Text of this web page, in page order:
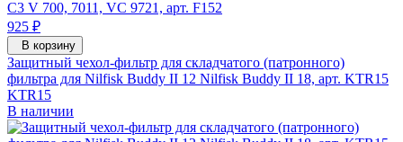
925 ₽
В корзину
Защитный чехол-фильтр для складчатого (патронного)
фильтра для Nilfisk Buddy II 12 Nilfisk Buddy II 18, арт. KTR15
KTR15
В наличии